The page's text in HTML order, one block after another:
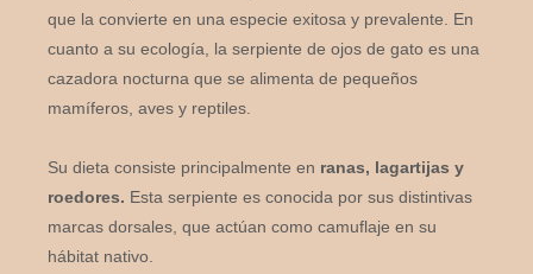
que la convierte en una especie exitosa y prevalente. En
cuanto a su ecología, la serpiente de ojos de gato es una
cazadora nocturna que se alimenta de pequeños
mamíferos, aves y reptiles.
Su dieta consiste principalmente en ranas, lagartijas y
roedores. Esta serpiente es conocida por sus distintivas
marcas dorsales, que actúan como camuflaje en su
hábitat nativo.